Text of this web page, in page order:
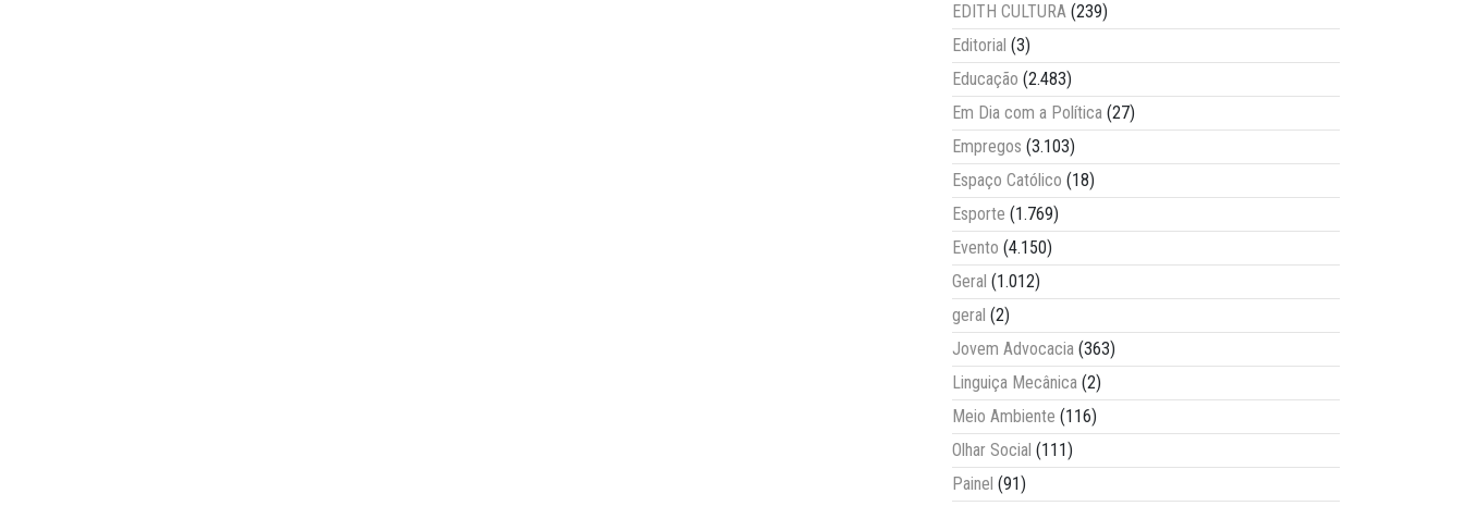
EDITH CULTURA (239)
Editorial (3)
Educação (2.483)
Em Dia com a Política (27)
Empregos (3.103)
Espaço Católico (18)
Esporte (1.769)
Evento (4.150)
Geral (1.012)
geral (2)
Jovem Advocacia (363)
Linguiça Mecânica (2)
Meio Ambiente (116)
Olhar Social (111)
Painel (91)